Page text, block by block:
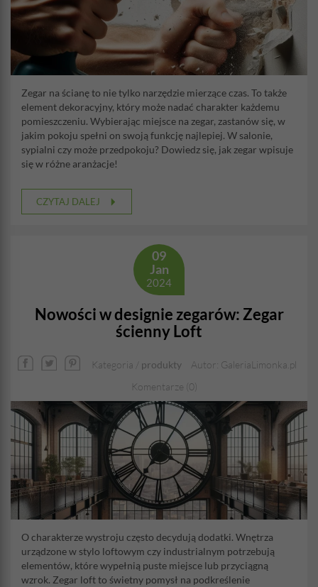
Zegar na ścianę to nie tylko narzędzie mierzące czas. To także
element dekoracyjny, który może nadać charakter każdemu
pomieszczeniu. Wybierając miejsce na zegar, zastanów się, w
jakim pokoju spełni on swoją funkcję najlepiej. W salonie,
sypialni czy może przedpokoju? Dowiedz się, jak zegar wpisuje
się w różne aranżacje!
CZYTAJ DALEJ
09
Jan
2024
Nowości w designie zegarów: Zegar
ścienny Loft
Kategoria / produkty
Autor: GaleriaLimonka.pl
Komentarze (0)
O charakterze wystroju często decydują dodatki. Wnętrza
urządzone w stylo loftowym czy industrialnym potrzebują
elementów, które wypełnią puste miejsce lub przyciągną
wzrok. Zegar loft to świetny pomysł na podkreślenie